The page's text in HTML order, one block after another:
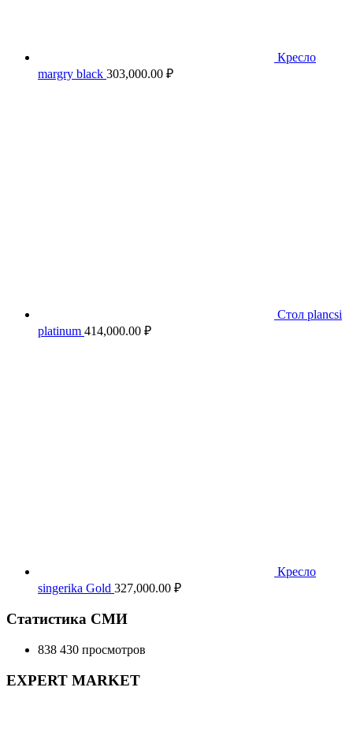
Кресло
margry black 303,000.00 ₽
Стол plancsi
platinum 414,000.00 ₽
Кресло
singerika Gold 327,000.00 ₽
Статистика СМИ
838 430 просмотров
EXPERT MARKET